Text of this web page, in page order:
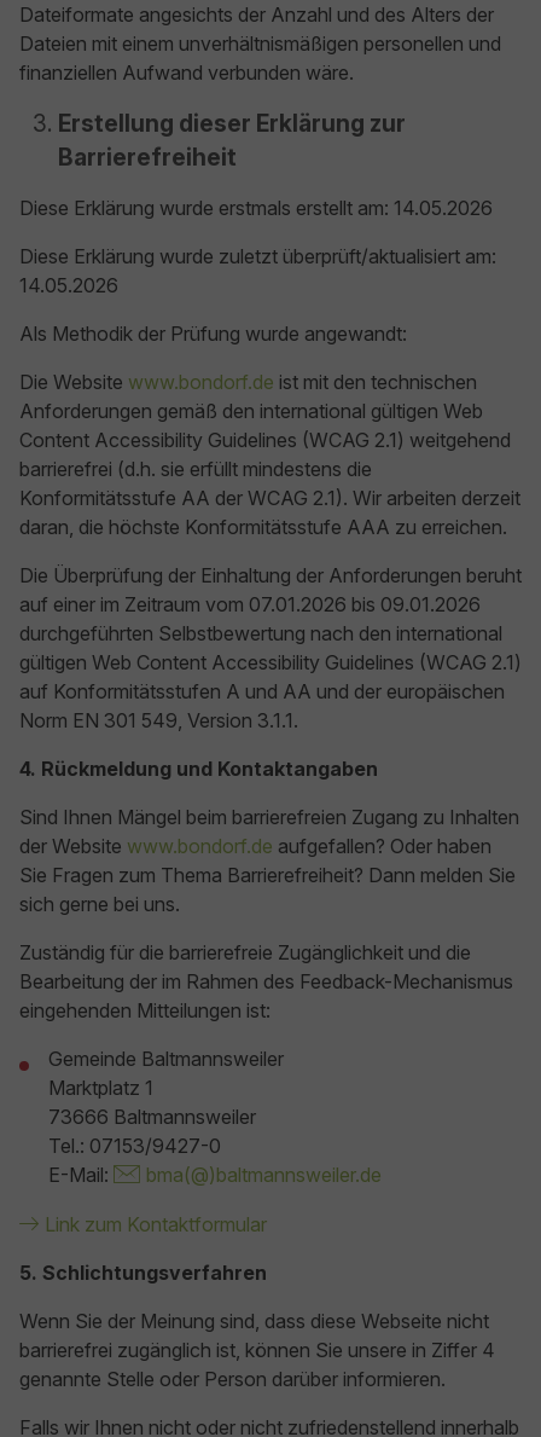
Dateiformate angesichts der Anzahl und des Alters der
Dateien mit einem unverhältnismäßigen personellen und
finanziellen Aufwand verbunden wäre.
Erstellung dieser Erklärung zur
Barrierefreiheit
Diese Erklärung wurde erstmals erstellt am: 14.05.2026
Diese Erklärung wurde zuletzt überprüft/aktualisiert am:
14.05.2026
Als Methodik der Prüfung wurde angewandt:
Die Website www.bondorf.de ist mit den technischen
Anforderungen gemäß den international gültigen Web
Content Accessibility Guidelines (WCAG 2.1) weitgehend
barrierefrei (d.h. sie erfüllt mindestens die
Konformitätsstufe AA der WCAG 2.1). Wir arbeiten derzeit
daran, die höchste Konformitätsstufe AAA zu erreichen.
Die Überprüfung der Einhaltung der Anforderungen beruht
auf einer im Zeitraum vom 07.01.2026 bis 09.01.2026
durchgeführten Selbstbewertung nach den international
gültigen Web Content Accessibility Guidelines (WCAG 2.1)
auf Konformitätsstufen A und AA und der europäischen
Norm EN 301 549, Version 3.1.1.
4. Rückmeldung und Kontaktangaben
Sind Ihnen Mängel beim barrierefreien Zugang zu Inhalten
der Website www.bondorf.de aufgefallen? Oder haben
Sie Fragen zum Thema Barrierefreiheit? Dann melden Sie
sich gerne bei uns.
Zuständig für die barrierefreie Zugänglichkeit und die
Bearbeitung der im Rahmen des Feedback-Mechanismus
eingehenden Mitteilungen ist:
Gemeinde Baltmannsweiler
Marktplatz 1
73666 Baltmannsweiler
Tel.: 07153/9427-0
E-Mail:
bma(@)baltmannsweiler.de
Link zum Kontaktformular
5. Schlichtungsverfahren
Wenn Sie der Meinung sind, dass diese Webseite nicht
barrierefrei zugänglich ist, können Sie unsere in Ziffer 4
genannte Stelle oder Person darüber informieren.
Falls wir Ihnen nicht oder nicht zufriedenstellend innerhalb